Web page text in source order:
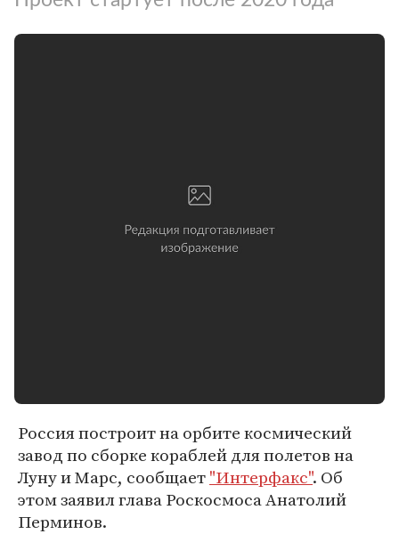
Россия построит на орбите космический
завод по сборке кораблей для полетов на
Луну и Марс, сообщает"Интерфакс". Об
этом заявил глава Роскосмоса Анатолий
Перминов.